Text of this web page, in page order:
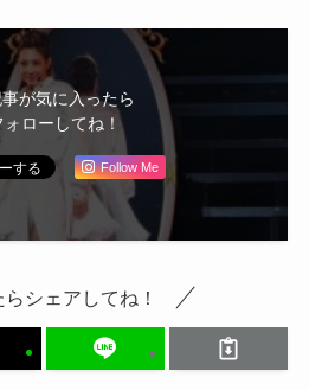
が気に入ったら
ォローしてね！
Follow Me
シェアしてね！